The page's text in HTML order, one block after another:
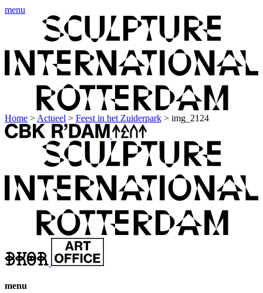
menu
Home > Actueel > Feest in het Zuiderpark > img_2124
menu